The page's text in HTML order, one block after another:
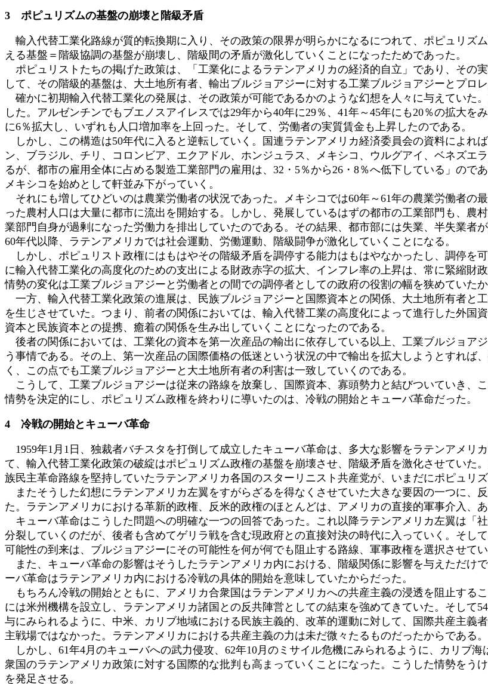
3 ポピュリズムの基盤の崩壊と階級矛盾
輸入代替工業化路線が質的転換期に入り、その政策の限界が明らかになるにつれて、ポピュリズ
える基盤＝階級協調の基盤が崩壊し、階級間の矛盾が激化していくことになったためであった。
ポピュリストたちの掲げた政策は、「工業化によるラテンアメリカの経済的自立」であり、その
して、その階級的基盤は、大土地所有者、輸出ブルジョアジーに対する工業ブルジョアジーとプロ
確かに初期輸入代替工業化の発展は、その政策が可能であるかのような幻想を人々に与えていた
した。アルゼンチンでもブエノスアイレスでは29年から40年に29％、41年～45年にも20％の拡大を
に6％拡大し、いずれも人口増加率を上回った。そして、労働者の実質賃金も上昇したのである。
しかし、この構造は50年代に入ると逆転していく。国連ラテンアメリカ経済委員会の資料によれ
ン、ブラジル、チリ、コロンビア、エクアドル、ホンジュラス、メキシコ、ウルグアイ、ベネズエ
るが、都市の雇用全体に占める製造工業部門の雇用は、32・5％から26・8％へ低下している」ので
メキシコを始めとして軒並み下がっていく。
それにも増してひどいのは農業労働者の状況であった。メキシコでは60年～61年の農業労働者の
った農村人口は大量に都市に流出を開始する。しかし、発展しているはずの都市の工業部門も、農
業部門自身が過剰になった労働力を排出していたのである。その結果、都市部には失業、半失業者
60年代以降、ラテンアメリカでは社会運動、労働運動、階級闘争が激化していくことになる。
しかし、ポピュリスト政権にはもはやその階級矛盾を調停する能力はもはやなかったし、調停を
に輸入代替工業化の高度化のための支出による財政赤字の拡大、インフレ率の上昇は、常に緊縮財
情勢の変化は工業ブルジョアジーと労働者との間での調停者としての政府の役割の幅を狭めていたか
一方、輸入代替工業化政策の進展は、民族ブルジョアジーと国際資本との関係、大土地所有者と
を生じさせていた。つまり、前者の関係においては、輸入代替工業の高度化によって進行した外国
資本と民族資本との提携、癒着の関係を生み出していくことになったのである。
後者の関係においては、工業化の資本を第一次産品の輸出に依存している以上、工業ブルジョア
う事情である。その上、第一次産品の国際価格の低迷という状況の中で輸出を拡大しようとすれば
く、この点でも工業ブルジョアジーと大土地所有者の利害は一致していくのである。
こうして、工業ブルジョアジーは従来の路線を放棄し、国際資本、寡頭勢力と結びついていき、
情勢を決定的にし、ポピュリズム政権を終わりに導いたのは、冷戦の開始とキューバ革命だった。
4 冷戦の開始とキューバ革命
1959年1月1日、独裁者バチスタを打倒して成立したキューバ革命は、多大な影響をラテンアメリ
て、輸入代替工業化政策の破綻はポピュリズム政権の基盤を崩壊させ、階級矛盾を激化させていた
族民主革命路線を堅持していたラテンアメリカ各国のスターリニスト共産党が、いまだにポピュリ
またそうした幻想にラテンアメリカ左翼をすがらざるを得なくさせていた大きな要因の一つに、
た。ラテンアメリカにおける革新的政権、反米的政権のほとんどは、アメリカの直接的軍事介入、
キューバ革命はこうした問題への明確な一つの回答であった。これ以降ラテンアメリカ左翼は「
分裂していくのだが、後者も含めてゲリラ戦を含む現政府との直接対決の時代に入っていく。そし
可能性の到来は、ブルジョアジーにその可能性を何が何でも阻止する路線、軍事政権を選択させてい
また、キューバ革命の影響はそうしたラテンアメリカ内における、階級関係に影響を与えただけ
ーバ革命はラテンアメリカ内における冷戦の具体的開始を意味していたからだった。
もちろん冷戦の開始とともに、アメリカ合衆国はラテンアメリカへの共産主義の浸透を阻止する
には米州機構を設立し、ラテンアメリカ諸国との反共陣営としての結束を強めてきていた。そして
与にみられるように、中米、カリブ地域における民族主義的、改革的運動に対して、国際共産主義
主戦場ではなかった。ラテンアメリカにおける共産主義の力は未だ微々たるものだったからである。
しかし、61年4月のキューバへの武力侵攻、62年10月のミサイル危機にみられるように、カリブ
衆国のラテンアメリカ政策に対する国際的な批判も高まっていくことになった。こうした情勢をう
を発足させる。